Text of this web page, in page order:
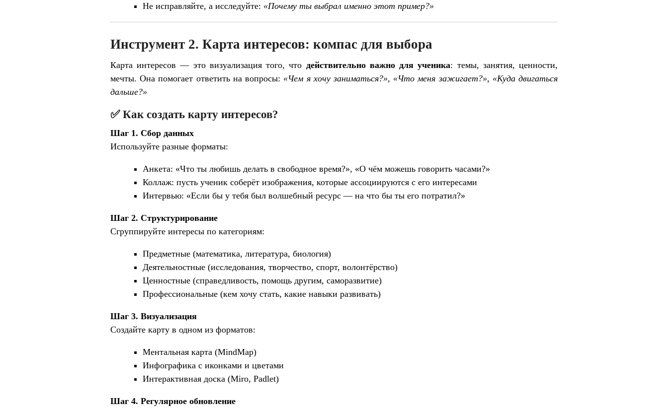
Не исправляйте, а исследуйте: «Почему ты выбрал именно этот пример?»
Инструмент 2. Карта интересов: компас для выбора
Карта интересов — это визуализация того, что действительно важно для ученика: темы, занятия, ценности,
мечты. Она помогает ответить на вопросы: «Чем я хочу заниматься?», «Что меня зажигает?», «Куда двигаться
дальше?»
✅ Как создать карту интересов?
Шаг 1. Сбор данных
Используйте разные форматы:
Анкета: «Что ты любишь делать в свободное время?», «О чём можешь говорить часами?»
Коллаж: пусть ученик соберёт изображения, которые ассоциируются с его интересами
Интервью: «Если бы у тебя был волшебный ресурс — на что бы ты его потратил?»
Шаг 2. Структурирование
Сгруппируйте интересы по категориям:
Предметные (математика, литература, биология)
Деятельностные (исследования, творчество, спорт, волонтёрство)
Ценностные (справедливость, помощь другим, саморазвитие)
Профессиональные (кем хочу стать, какие навыки развивать)
Шаг 3. Визуализация
Создайте карту в одном из форматов:
Ментальная карта (MindMap)
Инфографика с иконками и цветами
Интерактивная доска (Miro, Padlet)
Шаг 4. Регулярное обновление